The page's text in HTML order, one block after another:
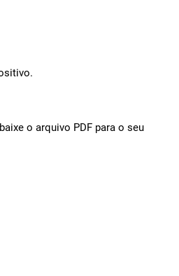
o arquivo PDF para o seu